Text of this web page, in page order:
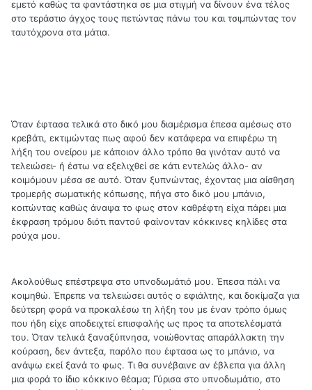
εμετό καθώς τα φαντάστηκα σε μια στιγμή να δίνουν ένα τέλος
στο τεράστιο άγχος τους πετώντας πάνω του και τσιμπώντας τον
ταυτόχρονα στα μάτια.
Όταν έφτασα τελικά στο δικό μου διαμέρισμα έπεσα αμέσως στο
κρεβάτι, εκτιμώντας πως αφού δεν κατάφερα να επιφέρω τη
λήξη του ονείρου με κάποιον άλλο τρόπο θα γινόταν αυτό να
τελειώσει- ή έστω να εξελιχθεί σε κάτι εντελώς άλλο- αν
κοιμόμουν μέσα σε αυτό. Όταν ξυπνώντας, έχοντας μια αίσθηση
τρομερής σωματικής κόπωσης, πήγα στο δικό μου μπάνιο,
κοιτώντας καθώς άναψα το φως στον καθρέφτη είχα πάρει μια
έκφραση τρόμου διότι παντού φαίνονταν κόκκινες κηλίδες στα
ρούχα μου.
Ακολούθως επέστρεψα στο υπνοδωμάτιό μου. Έπεσα πάλι να
κοιμηθώ. Έπρεπε να τελειώσει αυτός ο εφιάλτης, και δοκίμαζα για
δεύτερη φορά να προκαλέσω τη λήξη του με έναν τρόπο όμως
που ήδη είχε αποδειχτεί επισφαλής ως προς τα αποτελέσματά
του. Όταν τελικά ξαναξύπνησα, νοιώθοντας απαράλλακτη την
κούραση, δεν άντεξα, παρόλο που έφτασα ως το μπάνιο, να
ανάψω εκεί ξανά το φως. Τι θα συνέβαινε αν έβλεπα για άλλη
μια φορά το ίδιο κόκκινο θέαμα; Γύρισα στο υπνοδωμάτιο, στο